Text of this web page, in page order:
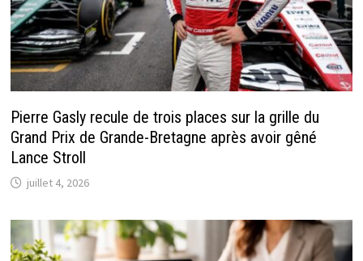
Pierre Gasly recule de trois places sur la grille du
Grand Prix de Grande-Bretagne après avoir gêné
Lance Stroll
juillet 4, 2026